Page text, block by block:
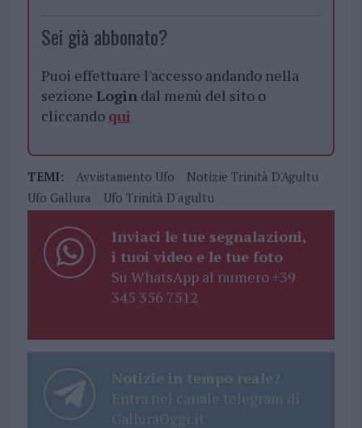
Sei già abbonato?
Puoi effettuare l'accesso andando nella
sezione Logindal menù del sito o
cliccando qui
TEMI: Avvistamento Ufo
Notizie Trinità D'Agultu
Ufo Gallura
Ufo Trinità D'agultu
Inviaci le tue segnalazioni,
i tuoi video e le tue foto
Su WhatsApp al numero +39
345 356 7512
Notizie in tempo reale?
Entra nel canale telegram di
GalluraOggi.it